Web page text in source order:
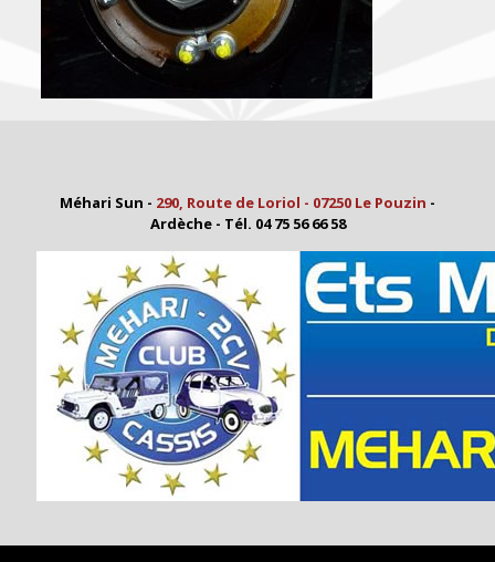
Méhari Sun - 290, Route de Loriol - 07250 Le Pouzin -
Ardèche - Tél. 04 75 56 66 58